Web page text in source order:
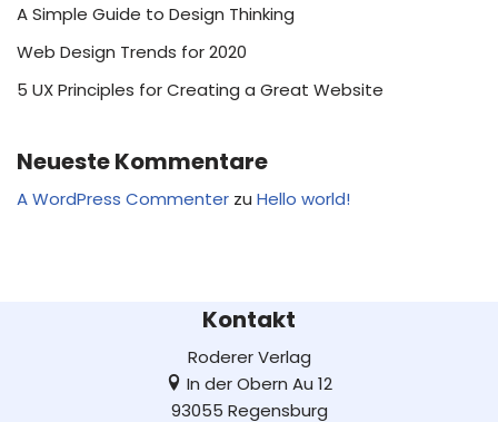
A Simple Guide to Design Thinking
Web Design Trends for 2020
5 UX Principles for Creating a Great Website
Neueste Kommentare
A WordPress Commenter zu Hello world!
Kontakt
Roderer Verlag
In der Obern Au 12
93055 Regensburg